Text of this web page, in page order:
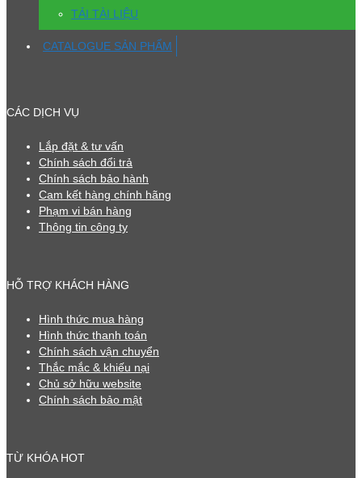
TẢI TÀI LIỆU
CATALOGUE SẢN PHẨM
CÁC DỊCH VỤ
Lắp đặt & tư vấn
Chính sách đổi trả
Chính sách bảo hành
Cam kết hàng chính hãng
Phạm vi bán hàng
Thông tin công ty
HỖ TRỢ KHÁCH HÀNG
Hình thức mua hàng
Hình thức thanh toán
Chính sách vận chuyển
Thắc mắc & khiếu nại
Chủ sở hữu website
Chính sách bảo mật
TỪ KHÓA HOT